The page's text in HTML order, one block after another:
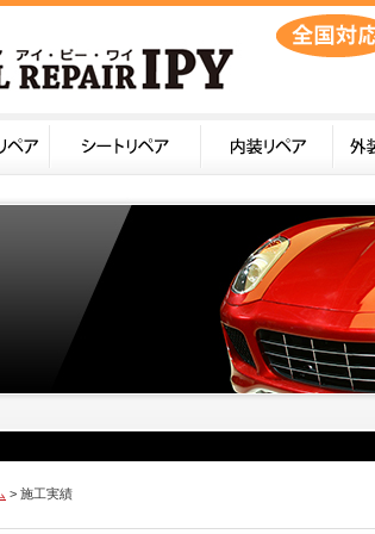
> 施工実績